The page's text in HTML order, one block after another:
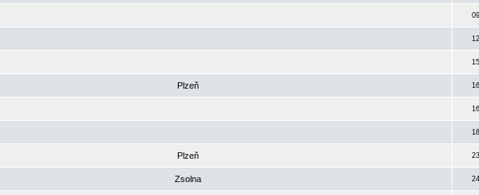
Plzeň
Plzeň
Zsolna